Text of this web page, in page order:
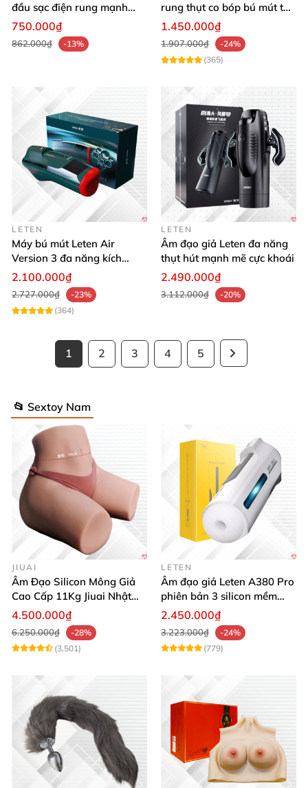
đầu sạc điện rung mạnh
cao cấp bán chạy
750.000₫
862.000₫ -13%
rung thụt co bóp bú mút tự
động cao cấp
1.450.000₫
1.907.000₫
-24%
(365)
LETEN
Máy bú mút Leten Air
Version 3 đa năng kích
thích cực đỉnh
2.100.000₫
2.727.000₫
-23%
(364)
LETEN
Âm đạo giả Leten đa năng
thụt hút mạnh mẽ cực khoái
2.490.000₫
3.112.000₫ -20%
1 2 3 4 5
📂 Sextoy Nam
JIUAI
Âm Đạo Silicon Mông Giả
Cao Cấp 11Kg Jiuai Nhật
Bản Thật Như
4.500.000₫
6.250.000₫
-28%
(3,501)
LETEN
Âm đạo giả Leten A380 Pro
phiên bản 3 silicon mềm
mại kích thích
2.450.000₫
3.223.000₫
-24%
(779)